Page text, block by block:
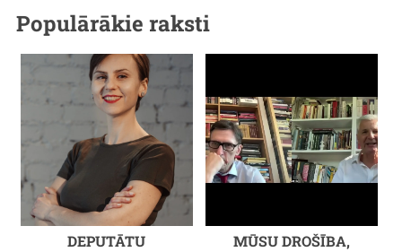
Populārākie raksti
DEPUTĀTU
MŪSU DROŠĪBA,